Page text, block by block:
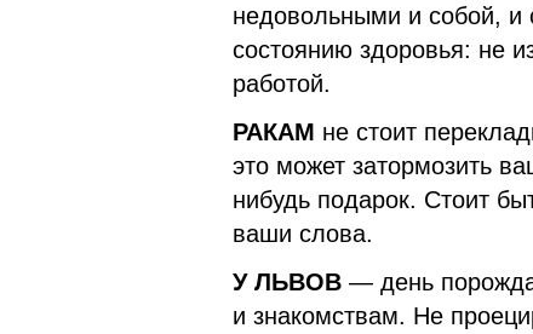
недовольными и собой, и
состоянию здоровья: не
работой.
РАКАМ не стоит
это может затормозить
нибудь подарок. Стоит
ваши слова.
У ЛЬВОВ — день
и знакомствам. Не